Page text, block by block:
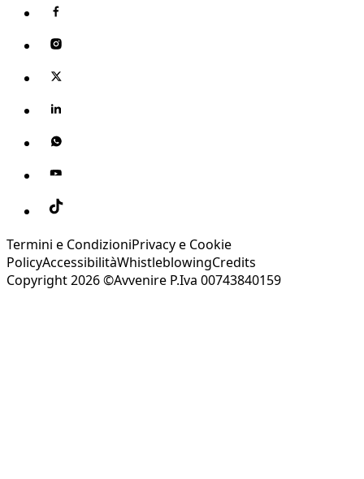
Termini e CondizioniPrivacy e Cookie
PolicyAccessibilitàWhistleblowingCredits
Copyright 2026 ©Avvenire P.Iva 00743840159